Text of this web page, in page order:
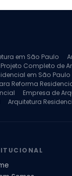
em São Paulo
Projeto Completo de
em São Paulo
Reforma
Empresa de
Arquitetura